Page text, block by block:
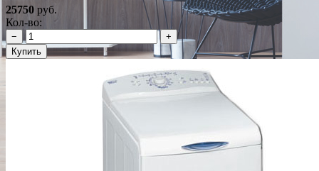
25750 руб.
Кол-во:
−
+
Купить